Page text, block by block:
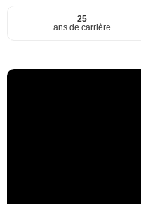
25
ans de carrière